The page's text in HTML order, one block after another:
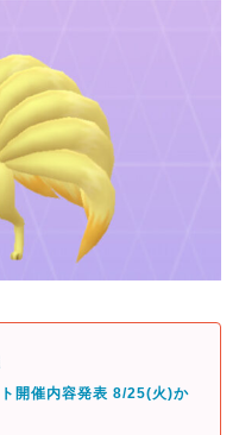
開催内容発表 8/25(火)か